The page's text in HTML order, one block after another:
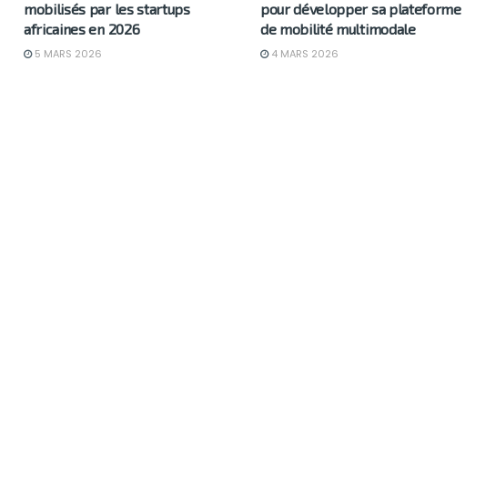
mobilisés par les startups
africaines en 2026
5 MARS 2026
pour développer sa plateforme
de mobilité multimodale
4 MARS 2026